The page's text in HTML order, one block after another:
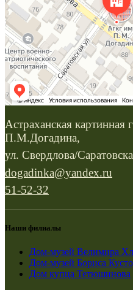
Астраханская картинная
П.М.Догадина,
ул. Свердлова/
dogadinka@yandex.ru
51-52-32
Наши филиалы
Дом-музей Велимира
Дом-музей Бориса
Дом купца Тетюшинова